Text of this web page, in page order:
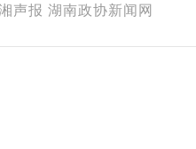
声报 湖南政协新闻网